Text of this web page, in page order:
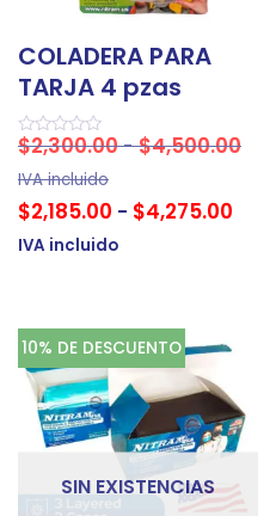
COLADERA PARA
TARJA 4 pzas
Valorado
0
5
$2,300.00-$4,500.00
IVA incluido
$2,185.00 - $4,275.00
IVA incluido
SIN EXISTENCIAS
10% DE DESCUENTO